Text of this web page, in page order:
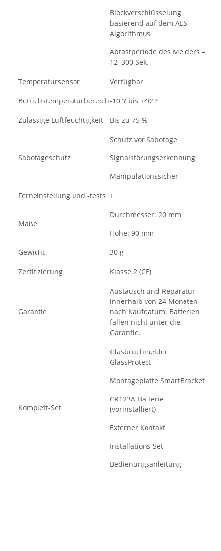
Blockverschlüsselung
basierend auf dem AES-
Algorithmus
Abtastperiode des Melders –
12–300 Sek.
Temperatursensor Verfügbar
Betriebstemperaturbereich-10°? bis +40°?
Zulässige Luftfeuchtigkeit Bis zu 75 %
Sabotageschutz
Schutz vor Sabotage
Signalstörungserkennung
Manipulationssicher
Ferneinstellung und -tests +
Maße
Durchmesser: 20 mm
Höhe: 90 mm
Gewicht 30 g
Zertifizierung Klasse 2 (CE)
Garantie
Austausch und Reparatur
innerhalb von 24 Monaten
nach Kaufdatum. Batterien
fallen nicht unter die
Garantie.
Komplett-Set
Glasbruchmelder
GlassProtect
Montageplatte SmartBracket
CR123A-Batterie
(vorinstalliert)
Externer Kontakt
Installations-Set
Bedienungsanleitung